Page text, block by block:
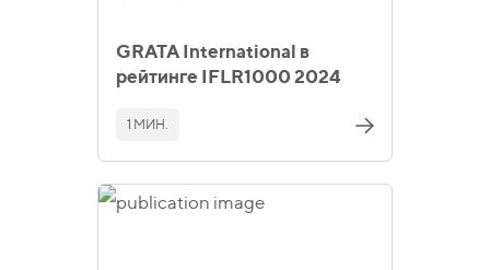
GRATA International в
рейтинге IFLR1000 2024
1 МИН.